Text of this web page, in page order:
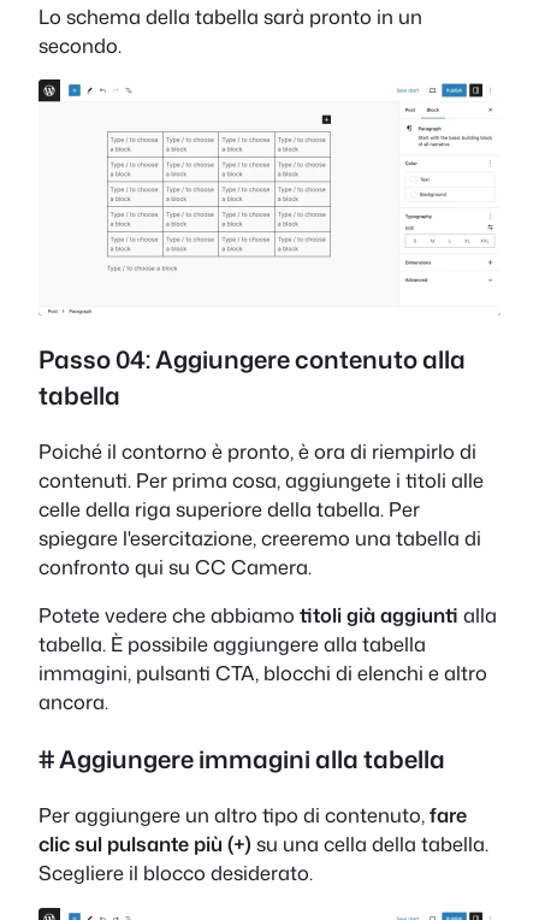
Lo schema della tabella sarà pronto in un
secondo.
Passo 04: Aggiungere contenuto alla
tabella
Poiché il contorno è pronto, è ora di riempirlo di
contenuti. Per prima cosa, aggiungete i titoli alle
celle della riga superiore della tabella. Per
spiegare l'esercitazione, creeremo una tabella di
confronto qui su CC Camera.
Potete vedere che abbiamo titoli già aggiunti alla
tabella. È possibile aggiungere alla tabella
immagini, pulsanti CTA, blocchi di elenchi e altro
ancora.
# Aggiungere immagini alla tabella
Per aggiungere un altro tipo di contenuto,fare
clic sul pulsante più (+) su una cella della tabella.
Scegliere il blocco desiderato.